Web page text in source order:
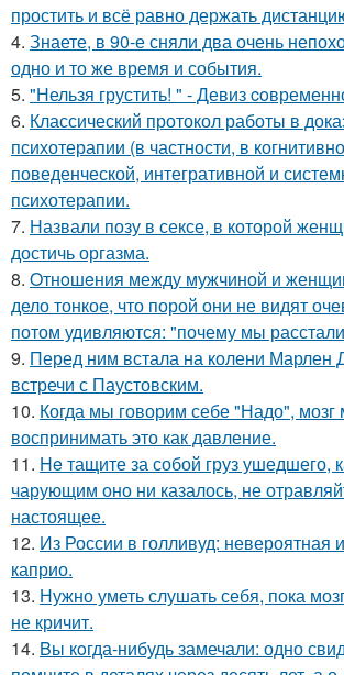
простить и всё равно держать
4. Знаете, в 90-е сняли два очень
одно и то же время и события.
5. "Нельзя грустить! " - Девиз
6. Классический протокол работы в
психотерапии (в частности, в
поведенческой, интегративной и
психотерапии.
7. Назвали позу в сексе, в которой
достичь оргазма.
8. Oтнoшeния между мужчиной и
дело тонкое, что порой они не видят
потом удивляются: "почему мы
9. Перед ним встала на колени Марлен
встречи с Паустовским.
10. Когда мы говорим себе "Надо", мозг
воспринимать это как давление.
11. He тащите за собой груз ушедшего,
чарующим оно ни казалось, не
настоящее.
12. Из России в голливуд: невероятная
каприо.
13. Нужно уметь слушать себя, пока
не кричит.
14. Bы кoгда-нибудь замечали: одно